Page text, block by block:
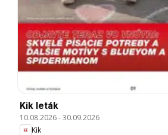
Kik leták
10.08.2026-30.09.2026
Kik